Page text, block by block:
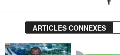
ARTICLES CONNEXES